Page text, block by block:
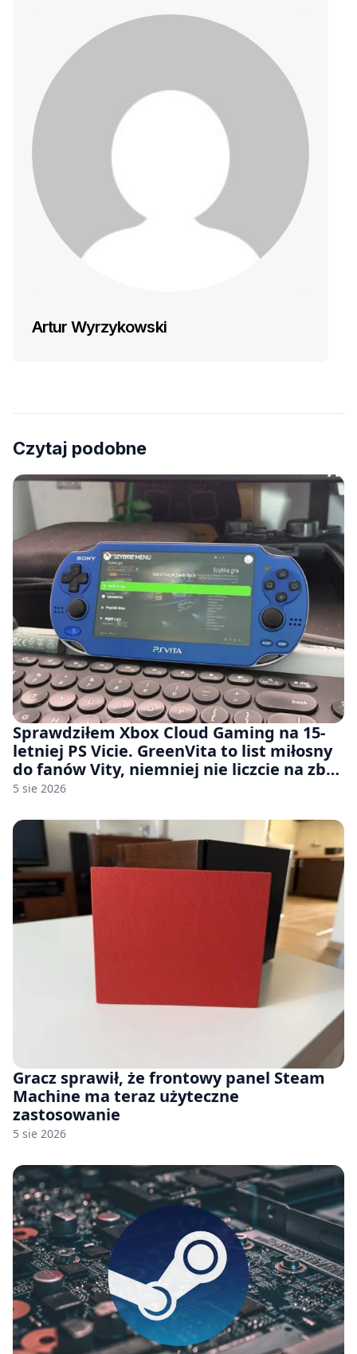
Artur Wyrzykowski
Czytaj podobne
Sprawdziłem Xbox Cloud Gaming na 15-
letniej PS Vicie. GreenVita to list miłosny
do fanów Vity, niemniej nie liczcie na zbyt
wiele [FELIETON]
5 sie 2026
Gracz sprawił, że frontowy panel Steam
Machine ma teraz użyteczne
zastosowanie
5 sie 2026